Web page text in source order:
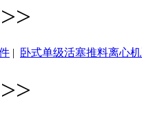
| 卧式单级活塞推料离心